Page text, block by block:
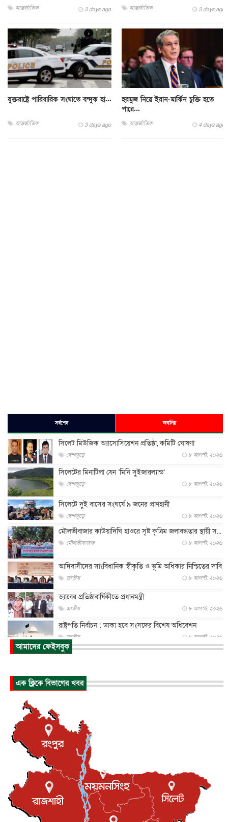
আন্তর্জাতিক 3 days ago আন্তর্জাতিক 3 days ago
যুক্তরাষ্ট্রে পারিবারিক সংঘাতে বন্দুক হা...
আন্তর্জাতিক 3 days ago
হরমুজ নিয়ে ইরান-মার্কিন চুক্তি হতে
পারে...
আন্তর্জাতিক 4 days ago
সর্বশেষ জনপ্রিয়
সিলেট মিউজিক অ্যাসোসিয়েশন প্রতিষ্ঠা, কমিটি ঘোষণা
দেশজুড়ে ৮ আগস্ট, ২০২৬
সিলেটের মিনাটিলা যেন ‘মিনি সুইজারল্যান্ড’
দেশজুড়ে ৮ আগস্ট, ২০২৬
সিলেটে দুই বাসের সংঘর্ষে ৯ জনের প্রাণহানী
দেশজুড়ে ৮ আগস্ট, ২০২৬
মৌলভীবাজার কাউয়াদিঘি হাওরে সৃষ্ট কৃত্রিম জলাবদ্ধতার স্থায়ী স...
মৌলভীবাজার ৮ আগস্ট, ২০২৬
আদিবাসীদের সাংবিধানিক স্বীকৃতি ও ভূমি অধিকার নিশ্চিতের দাবি
জাতীয় ৮ আগস্ট, ২০২৬
ড্যাবের প্রতিষ্ঠাবার্ষিকীতে প্রধানমন্ত্রী
জাতীয় ৮ আগস্ট, ২০২৬
রাষ্ট্রপতি নির্বাচন : ডাকা হবে সংসদের বিশেষ অধিবেশন
জাতীয় ৮ আগস্ট, ২০২৬
প্রধানমন্ত্রীর সঙ্গে সাক্ষাতে খুদে শিল্পী অনুশ্রী রায়ের স্বপ...
পাকিস্তান-তুরস্কের সঙ্গে প্রতিরক্ষা চুক্তি সৌদি আরবকে কতটা ন...
যুক্তরাজ্যে গ্রুমিং কেলেঙ্কারি : পাকিস্তানির অপরাধে অস্বস্তি...
আন্তর্জাতিক
বিরোধ কাটিয়ে কূটনৈতিক সম্পর্ক পুনঃস্থাপন করছে মেক্সিকো ও
আন্তর্জাতিক
এবার ওটিটিতে মুক্তি পেল ‘মালিক’
বিনোদন ৮ আগস্ট, ২০২৬
রিয়ালকে ‘না’ বলা রদ্রির জন্য বার্সার কাছে কত চাইল ম্যানসিটি
আমাদের ফেইসবুক
এক ক্লিকে বিভাগের খবর